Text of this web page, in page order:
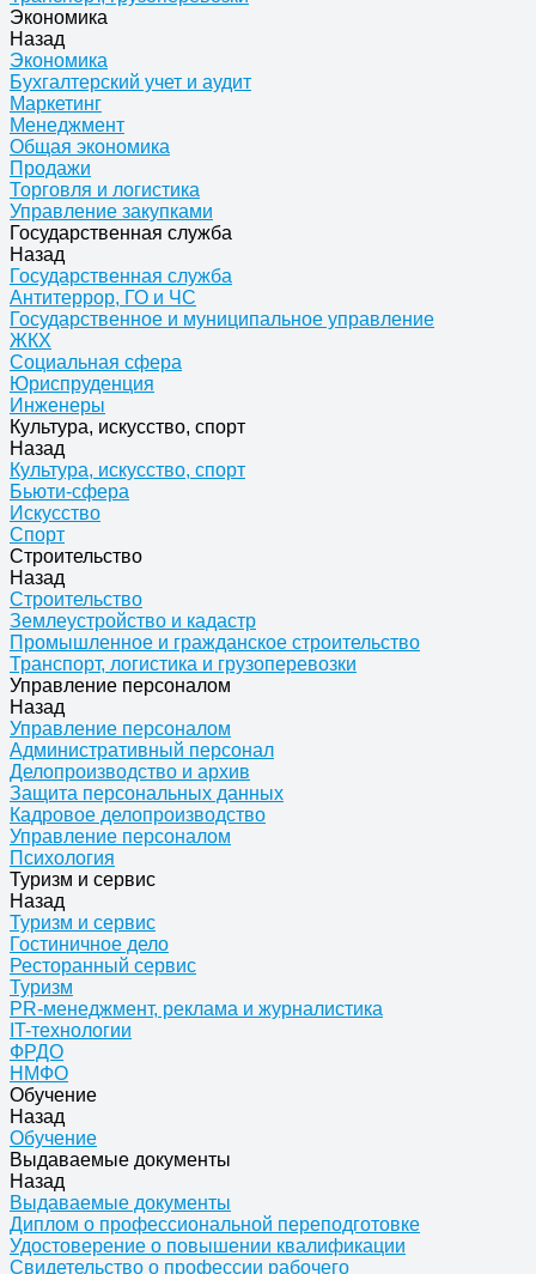
Экономика
Назад
Экономика
Бухгалтерский учет и аудит
Маркетинг
Менеджмент
Общая экономика
Продажи
Торговля и логистика
Управление закупками
Государственная служба
Назад
Государственная служба
Антитеррор, ГО и ЧС
Государственное и муниципальное управление
ЖКХ
Социальная сфера
Юриспруденция
Инженеры
Культура, искусство, спорт
Назад
Культура, искусство, спорт
Бьюти-сфера
Искусство
Спорт
Строительство
Назад
Строительство
Землеустройство и кадастр
Промышленное и гражданское строительство
Транспорт, логистика и грузоперевозки
Управление персоналом
Назад
Управление персоналом
Административный персонал
Делопроизводство и архив
Защита персональных данных
Кадровое делопроизводство
Управление персоналом
Психология
Туризм и сервис
Назад
Туризм и сервис
Гостиничное дело
Ресторанный сервис
Туризм
PR-менеджмент, реклама и журналистика
IT-технологии
ФРДО
НМФО
Обучение
Назад
Обучение
Выдаваемые документы
Назад
Выдаваемые документы
Диплом о профессиональной переподготовке
Удостоверение о повышении квалификации
Свидетельство о профессии рабочего